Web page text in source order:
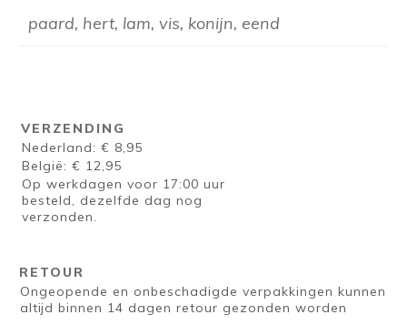
paard, hert, lam, vis, konijn, eend
VERZENDING
Nederland: € 8,95
België: € 12,95
Op werkdagen voor 17:00 uur
besteld, dezelfde dag nog
verzonden.
RETOUR
Ongeopende en onbeschadigde verpakkingen kunnen
altijd binnen 14 dagen retour gezonden worden